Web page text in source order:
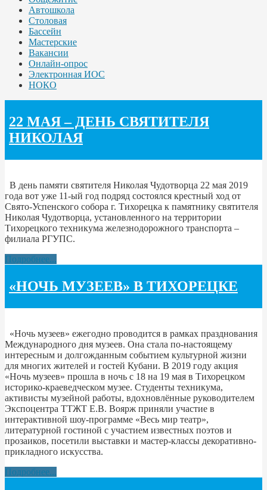
Автошкола
Столовая
Бассейн
Мастерские
Вакансии
Онлайн-опрос
Электронная ИОС
НОКО
22 МАЯ – ДЕНЬ СВЯТИТЕЛЯ
НИКОЛАЯ
В день памяти святителя Николая Чудотворца 22 мая 2019
года вот уже 11-ый год подряд состоялся крестный ход от
Свято-Успенского собора г. Тихорецка к памятнику святителя
Николая Чудотворца, установленного на территории
Тихорецкого техникума железнодорожного транспорта –
филиала РГУПС.
Подробнее...
«НОЧЬ МУЗЕЕВ» В ТИХОРЕЦКЕ
«Ночь музеев» ежегодно проводится в рамках празднования
Международного дня музеев. Она стала по-настоящему
интересным и долгожданным событием культурной жизни
для многих жителей и гостей Кубани. В 2019 году акция
«Ночь музеев» прошла в ночь с 18 на 19 мая в Тихорецком
историко-краеведческом музее. Студенты техникума,
активисты музейной работы, вдохновлённые руководителем
Экспоцентра ТТЖТ Е.В. Воярж приняли участие в
интерактивной шоу-программе «Весь мир театр»,
литературной гостиной с участием известных поэтов и
прозаиков, посетили выставки и мастер-классы декоративно-
прикладного искусства.
Подробнее...